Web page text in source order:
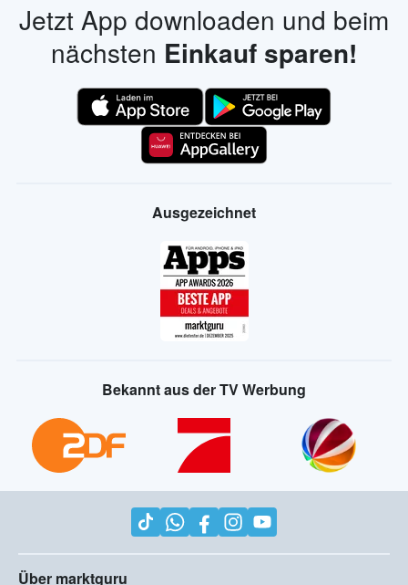
Jetzt App downloaden und beim
nächsten Einkauf sparen!
Ausgezeichnet
Bekannt aus der TV Werbung
Über marktguru